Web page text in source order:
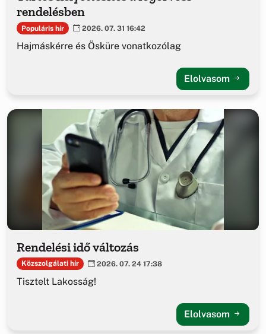
rendelésben
Populáris hír 2026. 07. 31 16:42
Hajmáskérre és Ösküre vonatkozólag
Elolvasom
Rendelési idő változás
Közszolgálati hír 2026. 07. 24 17:38
Tisztelt Lakosság!
Elolvasom